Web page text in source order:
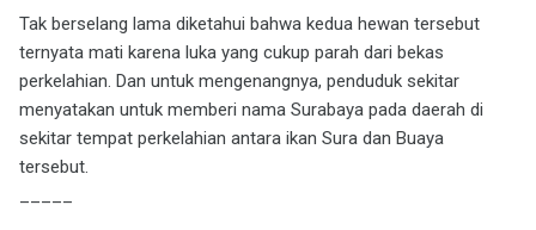
Tak berselang lama diketahui bahwa kedua hewan tersebut
ternyata mati karena luka yang cukup parah dari bekas
perkelahian. Dan untuk mengenangnya, penduduk sekitar
menyatakan untuk memberi nama Surabaya pada daerah di
sekitar tempat perkelahian antara ikan Sura dan Buaya
tersebut.